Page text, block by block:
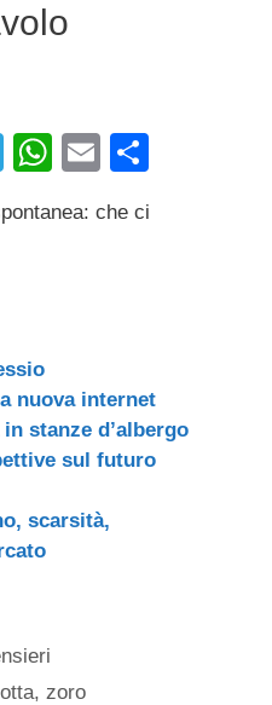
T
e
W
at
p
E
ail
che ci
nuova internet
stanze d’albergo
sul futuro
scarsità,
, zoro